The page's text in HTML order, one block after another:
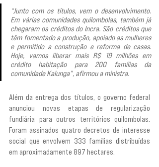
“Junto com os títulos, vem o desenvolvimento.
Em várias comunidades quilombolas, também já
chegaram os créditos do Incra. São créditos que
têm fomentado a produção, apoiado as mulheres
e permitido a construção e reforma de casas.
Hoje, vamos liberar mais R$ 19 milhões em
crédito habitação para 200 famílias da
comunidade Kalunga”, afirmou a ministra.
Além da entrega dos títulos, o governo federal
anunciou novas etapas de regularização
fundiária para outros territórios quilombolas.
Foram assinados quatro decretos de interesse
social que envolvem 333 famílias distribuídas
em aproximadamente 897 hectares.